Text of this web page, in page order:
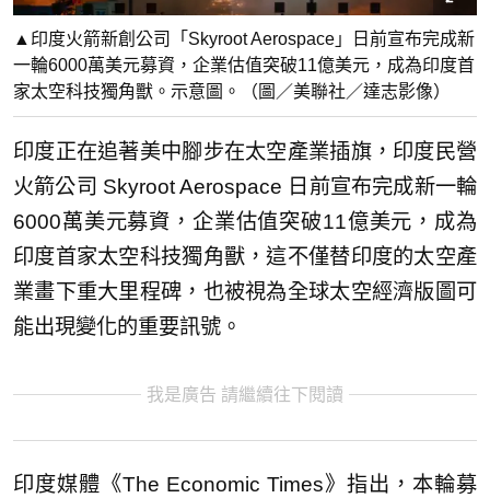
▲印度火箭新創公司「Skyroot Aerospace」日前宣布完成新
一輪6000萬美元募資，企業估值突破11億美元，成為印度首
家太空科技獨角獸。示意圖。（圖／美聯社／達志影像）
印度正在追著美中腳步在太空產業插旗，印度民營
火箭公司 Skyroot Aerospace 日前宣布完成新一輪
6000萬美元募資，企業估值突破11億美元，成為
印度首家太空科技獨角獸，這不僅替印度的太空產
業畫下重大里程碑，也被視為全球太空經濟版圖可
能出現變化的重要訊號。
我是廣告 請繼續往下閱讀
印度媒體《The Economic Times》指出，本輪募